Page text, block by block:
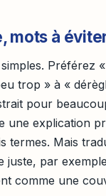
mots à
Préférez
trop » à «
pour
une explication
termes. Mais
juste, par
comme une